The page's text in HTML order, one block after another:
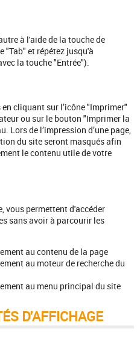
à l'aide de la touche de
"Tab" et répétez jusqu'à
la touche "Entrée").
cliquant sur l’icône "Imprimer"
ou sur le bouton "Imprimer la
Lors de l’impression d’une page,
du site seront masqués afin
le contenu utile de votre
vous permettent d'accéder
sans avoir à parcourir les
au contenu de la page
au moteur de recherche du
au menu principal du site
D'AFFICHAGE